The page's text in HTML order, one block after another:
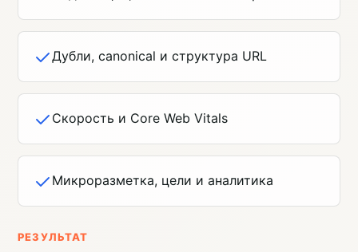
Дубли, canonical и структура URL
Скорость и Core Web Vitals
Микроразметка, цели и аналитика
РЕЗУЛЬТАТ